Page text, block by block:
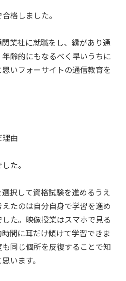
格しました。
業社に就職をし、縁があり通
齢的にもなるべく早いうちに
いフォーサイトの通信教育を
由
た。
択して資格試験を進めるうえ
たのは自分自身で学習を進め
た。映像授業はスマホで見る
間に耳だけ傾けて学習できま
同じ個所を反復することで知
います。